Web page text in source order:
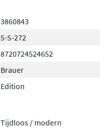
3860843
5-S-272
8720724524652
Brauer
Edition
Tijdloos / modern